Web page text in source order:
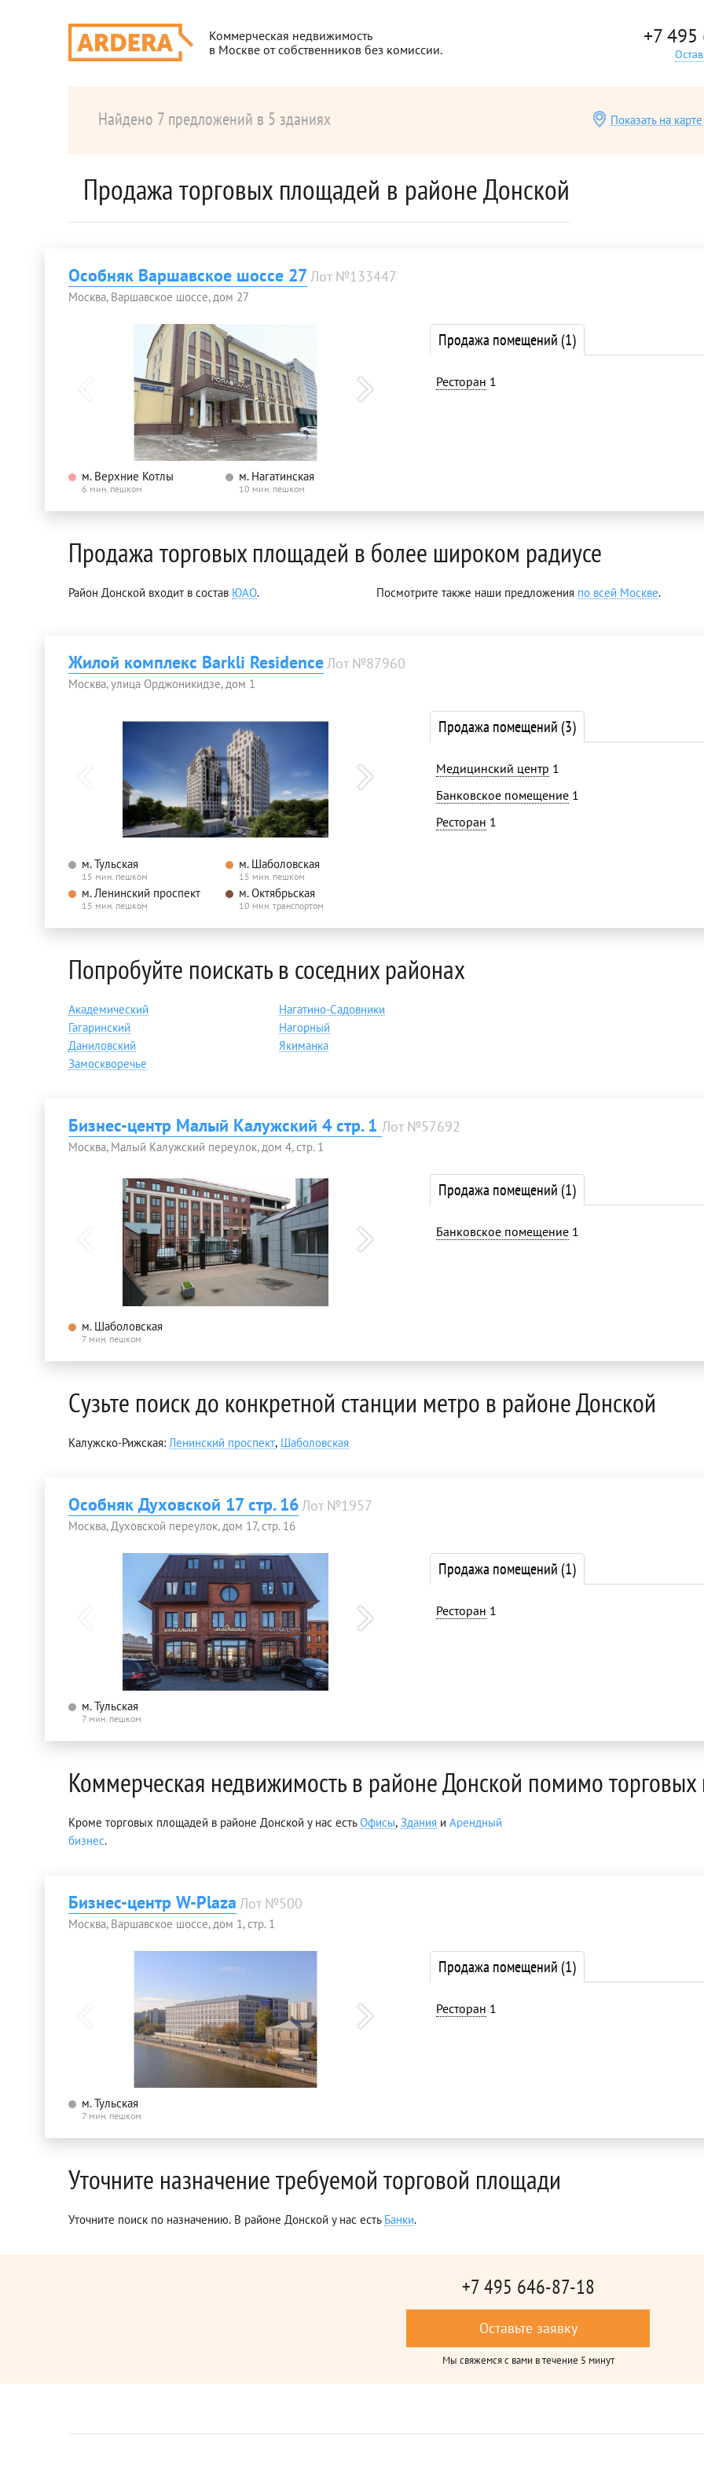
Коммерческая недвижимость
в Москве от собственников без комиссии.
+7
Найдено 7 предложений в 5 зданиях Показать на карте
Продажа торговых площадей в районе Донской
Особняк Варшавское шоссе 27Лот №133447
Москва, Варшавское шоссе, дом 27
м. Верхние Котлы
6 мин. пешком
м. Нагатинская
10 мин. пешком
Продажа помещений (1)
Ресторан 1
Продажа торговых площадей в более широком радиусе
Район Донской входит в состав ЮАО. Посмотрите также наши предложения по всей Москве.
Жилой комплекс Barkli ResidenceЛот №87960
Москва, улица Орджоникидзе, дом 1
м. Тульская
15 мин. пешком
м. Шаболовская
15 мин. пешком
м. Ленинский проспект
15 мин. пешком
м. Октябрьская
10 мин. транспортом
Продажа помещений (3)
Медицинский центр 1
Банковское помещение 1
Ресторан 1
Попробуйте поискать в соседних районах
Академический
Гагаринский
Даниловский
Замоскворечье
Нагатино-Садовники
Нагорный
Якиманка
Бизнес-центр Малый Калужский 4 стр. 1 Лот №57692
Москва, Малый Калужский переулок, дом 4, стр. 1
м. Шаболовская
7 мин. пешком
Продажа помещений (1)
Банковское помещение 1
Сузьте поиск до конкретной станции метро в районе Донской
Калужско-Рижская: Ленинский проспект, Шаболовская
Особняк Духовской 17 стр. 16Лот №1957
Москва, Духовской переулок, дом 17, стр. 16
м. Тульская
7 мин. пешком
Продажа помещений (1)
Ресторан 1
Коммерческая недвижимость в районе Донской помимо
Кроме торговых площадей в районе Донской у нас естьОфисы, Здания и Арендный
бизнес.
Бизнес-центр W-Plaza Лот №500
Москва, Варшавское шоссе, дом 1, стр. 1
м. Тульская
7 мин. пешком
Продажа помещений (1)
Ресторан 1
Уточните назначение требуемой торговой площади
Уточните поиск по назначению. В районе Донской у нас есть Банки.
+7 495 646-87-18
Оставьте заявку
Мы свяжемся с вами в течение 5 минут